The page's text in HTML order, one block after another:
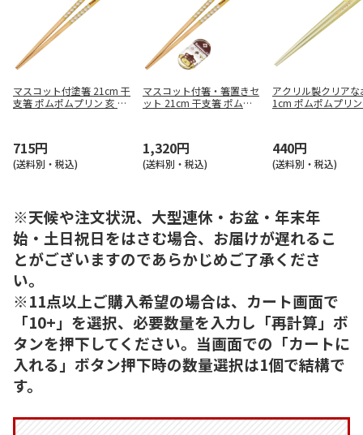
マスコット付塗箸 21cm 干
支箸 ポムポムプリン 亥 AN
715円
(送料別・税込)
マスコット付箸・箸置きセ
ット 21cm 干支箸 ポムポ
1,320円
(送料別・税込)
アクリル製クリアな
1cm ポムポムプリ
440円
(送料別・税込)
※天候や注文状況、大型連休・お盆・年末年
始・土日祝日をはさむ場合、お届けが遅れるこ
とがございますのであらかじめご了承くださ
い。
※11点以上ご購入希望の場合は、カート画面で
「10+」を選択、必要数量を入力し「再計算」ボ
タンを押下してください。当画面での「カートに
入れる」ボタン押下時の数量選択は1個で結構で
す。